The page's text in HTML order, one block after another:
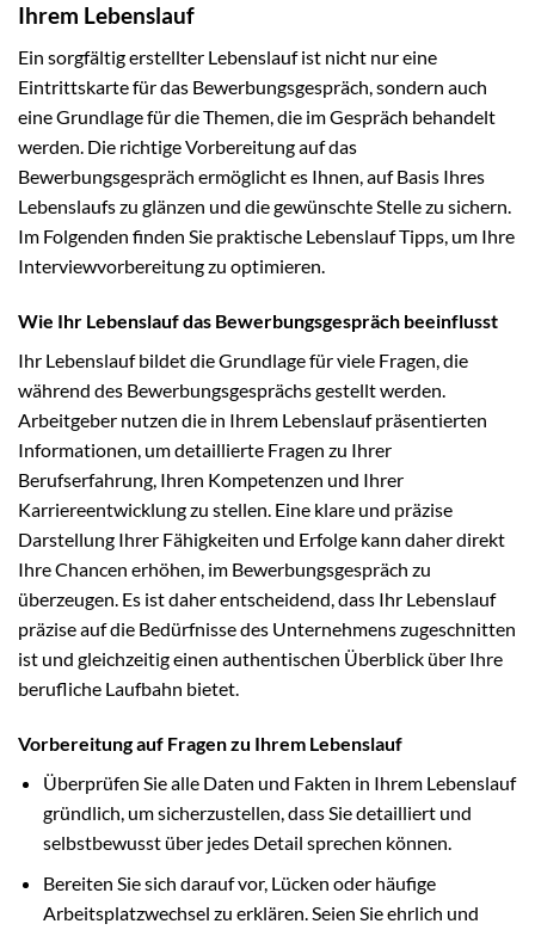
Ihrem Lebenslauf
Ein sorgfältig erstellter Lebenslauf ist nicht nur eine
Eintrittskarte für das Bewerbungsgespräch, sondern auch
eine Grundlage für die Themen, die im Gespräch behandelt
werden. Die richtige Vorbereitung auf das
Bewerbungsgespräch ermöglicht es Ihnen, auf Basis Ihres
Lebenslaufs zu glänzen und die gewünschte Stelle zu sichern.
Im Folgenden finden Sie praktische Lebenslauf Tipps, um Ihre
Interviewvorbereitung zu optimieren.
Wie Ihr Lebenslauf das Bewerbungsgespräch beeinflusst
Ihr Lebenslauf bildet die Grundlage für viele Fragen, die
während des Bewerbungsgesprächs gestellt werden.
Arbeitgeber nutzen die in Ihrem Lebenslauf präsentierten
Informationen, um detaillierte Fragen zu Ihrer
Berufserfahrung, Ihren Kompetenzen und Ihrer
Karriereentwicklung zu stellen. Eine klare und präzise
Darstellung Ihrer Fähigkeiten und Erfolge kann daher direkt
Ihre Chancen erhöhen, im Bewerbungsgespräch zu
überzeugen. Es ist daher entscheidend, dass Ihr Lebenslauf
präzise auf die Bedürfnisse des Unternehmens zugeschnitten
ist und gleichzeitig einen authentischen Überblick über Ihre
berufliche Laufbahn bietet.
Vorbereitung auf Fragen zu Ihrem Lebenslauf
Überprüfen Sie alle Daten und Fakten in Ihrem Lebenslauf
gründlich, um sicherzustellen, dass Sie detailliert und
selbstbewusst über jedes Detail sprechen können.
Bereiten Sie sich darauf vor, Lücken oder häufige
Arbeitsplatzwechsel zu erklären. Seien Sie ehrlich und